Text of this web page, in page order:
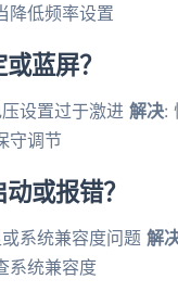
降低频率设置
蓝屏？
设置过于激进 解决:
守调节
或报错？
系统兼容度问题 解
系统兼容度